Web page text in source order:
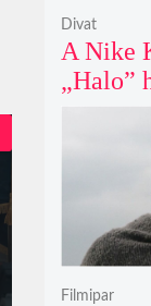
A Nike
„Halo”
már
Divat
Filmipar